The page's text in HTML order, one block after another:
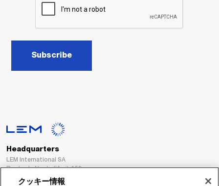
Subscribe
Headquarters
LEM International SA
Route du Nant-d’Avril, 152
1217 Meyrin
クッキー情報